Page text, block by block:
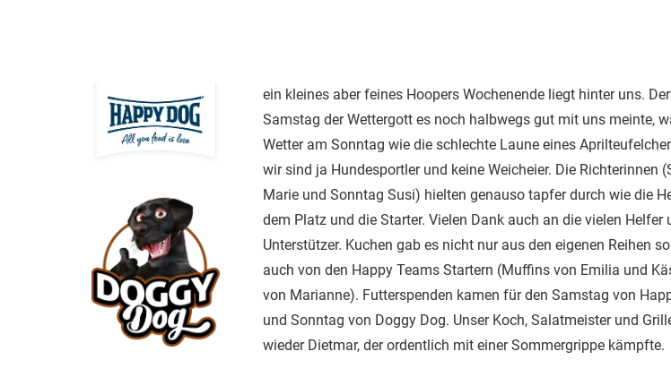
ein kleines aber feines Hoopers Wochenende liegt hinter uns.
Samstag der Wettergott es noch halbwegs gut mit uns meinte,
Wetter am Sonntag wie die schlechte Laune eines
wir sind ja Hundesportler und keine Weicheier. Die Richterinnen
Marie und Sonntag Susi) hielten genauso tapfer durch wie die
dem Platz und die Starter. Vielen Dank auch an die vielen Helfer
Unterstützer. Kuchen gab es nicht nur aus den eigenen Reihen
auch von den Happy Teams Startern (Muffins von Emilia und
von Marianne). Futterspenden kamen für den Samstag von
und Sonntag von Doggy Dog. Unser Koch, Salatmeister und
wieder Dietmar, der ordentlich mit einer Sommergrippe kämpfte.